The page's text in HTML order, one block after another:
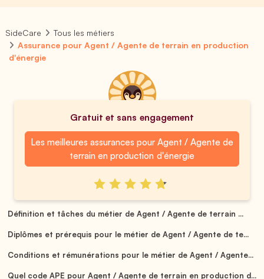
SideCare
Tous les métiers
Assurance pour Agent / Agente de terrain en production
d'énergie
Gratuit et sans engagement
Les meilleures assurances pour Agent / Agente de
terrain en production d'énergie
Définition et tâches du métier de Agent / Agente de terrain ...
Diplômes et prérequis pour le métier de Agent / Agente de te...
Conditions et rémunérations pour le métier de Agent / Agente...
Quel code APE pour Agent / Agente de terrain en production d...